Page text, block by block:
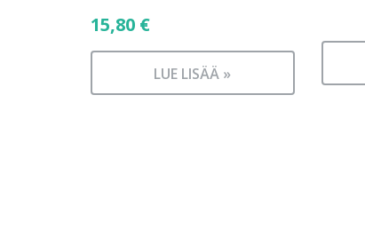
15,80 €
LUE LISÄÄ »